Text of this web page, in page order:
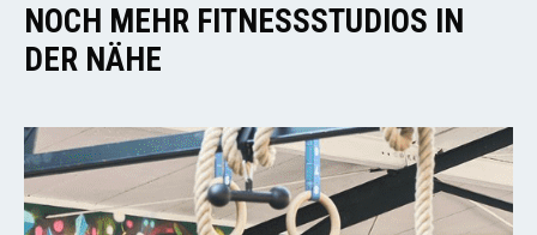
NOCH MEHR FITNESSSTUDIOS IN
DER NÄHE